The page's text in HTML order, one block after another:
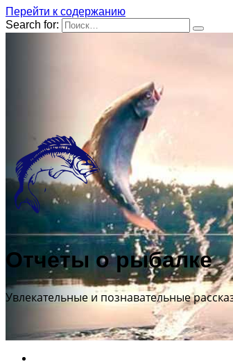
Перейти к содержанию
Search for:
Отчеты о рыбалке
Увлекательные и познавательные